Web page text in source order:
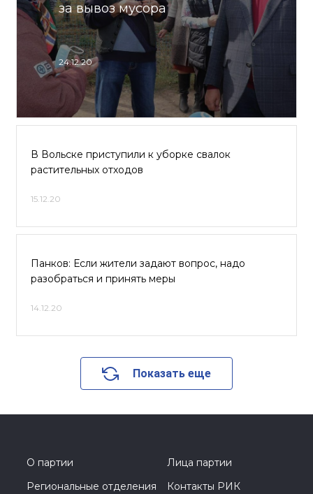
за вывоз мусора
24.12.20
В Вольске приступили к уборке свалок
растительных отходов
15.12.20
Панков: Если жители задают вопрос, надо
разобраться и принять меры
14.12.20
Показать еще
О партии
Лица партии
Региональные отделения
Контакты РИК